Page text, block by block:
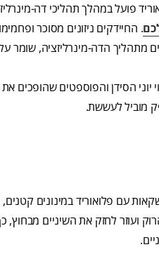
פועל במהלך תהליכי דה-
. החיידקים ניזונים מסוכר
מתהליך הדה-מינרליזציה, שומר
הסידן והפוספטים שהופכים
מוביל לעששת.
עם פלואוריד במינונים
ועוזר לחזק את השיניים מבחוץ,